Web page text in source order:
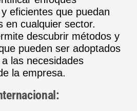
eficientes que puedan
en cualquier sector.
descubrir métodos y
pueden ser adoptados
las necesidades
la empresa.